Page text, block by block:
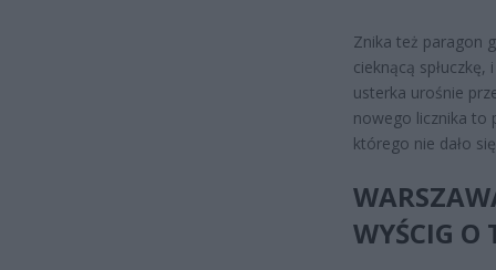
Znika też paragon
cieknącą
usterka urośnie
nowego licznika to
którego nie dało
WYŚCIG O